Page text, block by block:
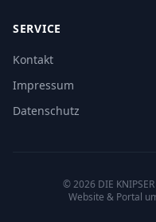
SERVICE
Kontakt
Impressum
Datenschutz
©2026 DIE KNIPSER
Website & Portal